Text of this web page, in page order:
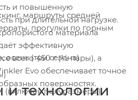
и повышенную
при длительной нагрузке.
материала
эффективную
всего 450 г (½ пары), а
Evo обеспечивает точное
поверхностях.
маршруты средней
прогулки по горным
осень (три сезона)
(включая полуразмеры)
технологии